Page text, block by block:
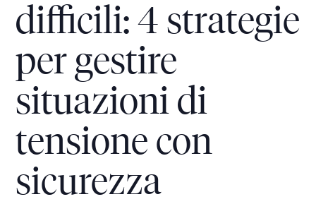
difficili: 4 strategie
per gestire
situazioni di
tensione con
sicurezza